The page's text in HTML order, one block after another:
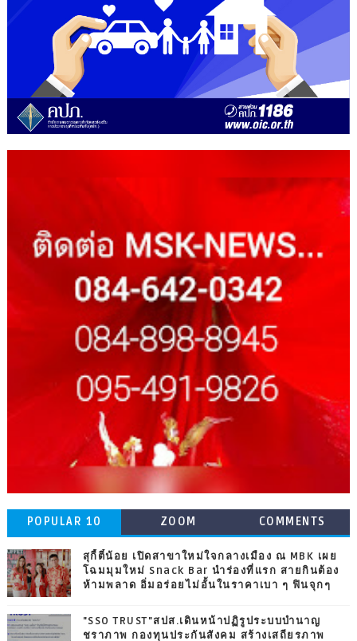
POPULAR 10 ZOOM COMMENTS
สุกี้ตี๋น้อย เปิดสาขาใหม่ใจกลางเมือง ณ MBK เผย
โฉมมุมใหม่ Snack Bar นำร่องที่แรก สายกินต้อง
ห้ามพลาด อิ่มอร่อยไม่อั้นในราคาเบา ๆ ฟินจุกๆ
"SSO TRUST"สปส.เดินหน้าปฏิรูประบบบำนาญ
ชราภาพ กองทุนประกันสังคม สร้างเสถียรภาพ